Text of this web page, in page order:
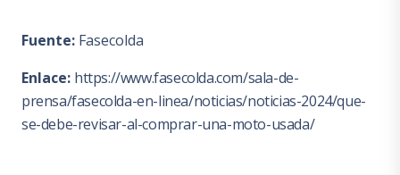
Fuente: Fasecolda
Enlace: https://www.fasecolda.com/sala-de-
prensa/fasecolda-en-linea/noticias/noticias-2024/que-
se-debe-revisar-al-comprar-una-moto-usada/